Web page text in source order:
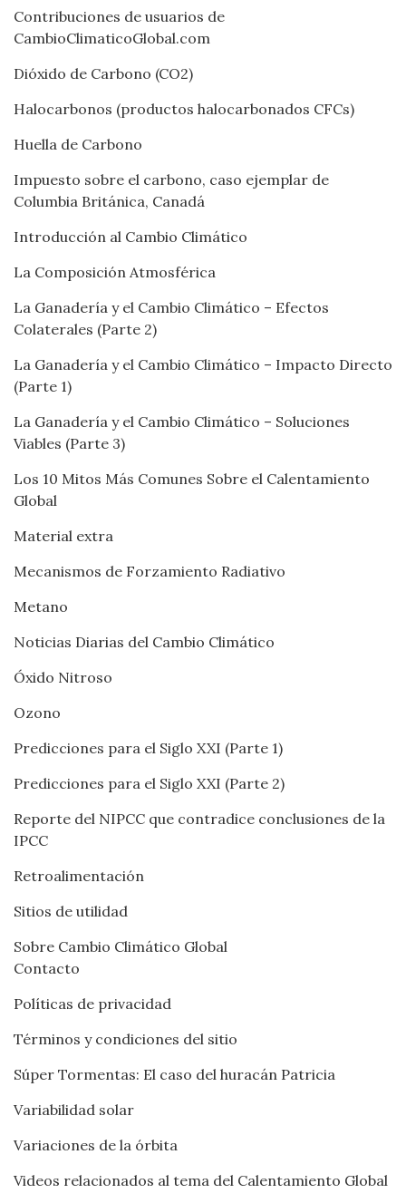
Contribuciones de usuarios de
CambioClimaticoGlobal.com
Dióxido de Carbono (CO2)
Halocarbonos (productos halocarbonados CFCs)
Huella de Carbono
Impuesto sobre el carbono, caso ejemplar de
Columbia Británica, Canadá
Introducción al Cambio Climático
La Composición Atmosférica
La Ganadería y el Cambio Climático – Efectos
Colaterales (Parte 2)
La Ganadería y el Cambio Climático – Impacto Directo
(Parte 1)
La Ganadería y el Cambio Climático – Soluciones
Viables (Parte 3)
Los 10 Mitos Más Comunes Sobre el Calentamiento
Global
Material extra
Mecanismos de Forzamiento Radiativo
Metano
Noticias Diarias del Cambio Climático
Óxido Nitroso
Ozono
Predicciones para el Siglo XXI (Parte 1)
Predicciones para el Siglo XXI (Parte 2)
Reporte del NIPCC que contradice conclusiones de la
IPCC
Retroalimentación
Sitios de utilidad
Sobre Cambio Climático Global
Contacto
Políticas de privacidad
Términos y condiciones del sitio
Súper Tormentas: El caso del huracán Patricia
Variabilidad solar
Variaciones de la órbita
Videos relacionados al tema del Calentamiento Global